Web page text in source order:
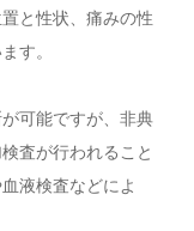
と性状、痛みの性
す。
可能ですが、非典
査が行われること
液検査などによ